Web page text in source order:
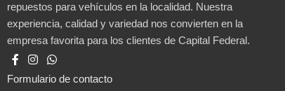
repuestos para vehículos en la localidad. Nuestra
experiencia, calidad y variedad nos convierten en la
empresa favorita para los clientes de Capital Federal.
Formulario de contacto